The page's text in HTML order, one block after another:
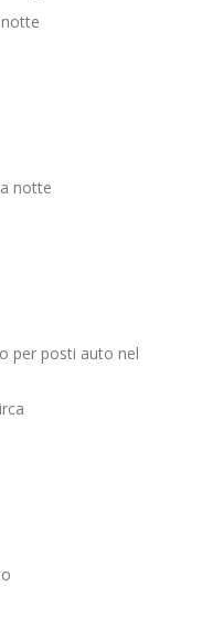
notte
per posti auto nel